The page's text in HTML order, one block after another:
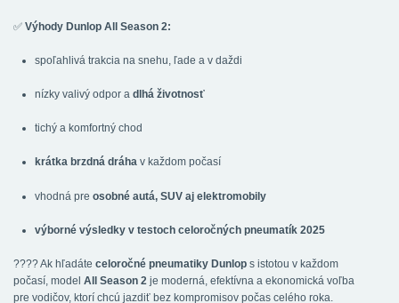
✅ Výhody Dunlop All Season 2:
spoľahlivá trakcia na snehu, ľade a v daždi
nízky valivý odpor a dlhá životnosť
tichý a komfortný chod
krátka brzdná dráha v každom počasí
vhodná pre osobné autá, SUV aj elektromobily
výborné výsledky v testoch celoročných pneumatík 2025
???? Ak hľadáte celoročné pneumatiky Dunlop s istotou v každom
počasí, model All Season 2 je moderná, efektívna a ekonomická voľba
pre vodičov, ktorí chcú jazdiť bez kompromisov počas celého roka.